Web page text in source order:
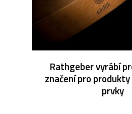
Rathgeber vyrábí
značení pro
prvky